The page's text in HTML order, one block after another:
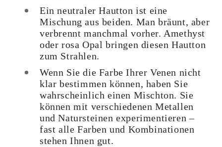
Ein neutraler Hautton ist eine
Mischung aus beiden. Man bräunt, aber
verbrennt manchmal vorher. Amethyst
oder rosa Opal bringen diesen Hautton
zum Strahlen.
Wenn Sie die Farbe Ihrer Venen nicht
klar bestimmen können, haben Sie
wahrscheinlich einen Mischton. Sie
können mit verschiedenen Metallen
und Natursteinen experimentieren –
fast alle Farben und Kombinationen
stehen Ihnen gut.